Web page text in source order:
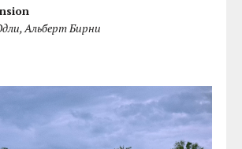
Альберт Бирни